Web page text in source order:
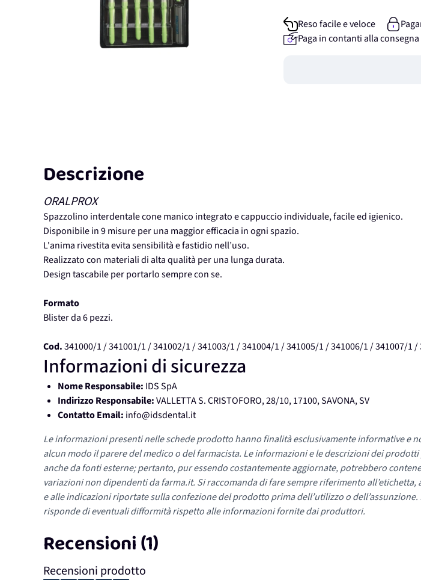
Reso facile e veloce
Paga in contanti alla consegna
Descrizione
ORALPROX
Spazzolino interdentale cone manico integrato e cappuccio individuale, facile ed igienico.
Disponibile in 9 misure per una maggior efficacia in ogni spazio.
L'anima rivestita evita sensibilità e fastidio nell’uso.
Realizzato con materiali di alta qualità per una lunga durata.
Design tascabile per portarlo sempre con se.
Formato
Blister da 6 pezzi.
Cod.341000/1 / 341001/1 / 341002/1 / 341003/1 / 341004/1 / 341005/1 / 341006/1 / 341007/1 /
Informazioni di sicurezza
Nome Responsabile: IDS SpA
Indirizzo Responsabile:VALLETTA S. CRISTOFORO, 28/10, 17100, SAVONA, SV
Contatto Email: info@idsdental.it
Le informazioni presenti nelle schede prodotto hanno finalità esclusivamente informative e
alcun modo il parere del medico o del farmacista. Le informazioni e le descrizioni dei
anche da fonti esterne; pertanto, pur essendo costantemente aggiornate, potrebbero
variazioni non dipendenti da farma.it. Si raccomanda di fare sempre riferimento
e alle indicazioni riportate sulla confezione del prodotto prima dell’utilizzo o
risponde di eventuali difformità rispetto alle informazioni fornite dai produttori.
Recensioni (1)
Recensioni prodotto